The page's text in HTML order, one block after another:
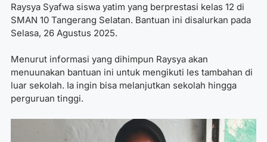
Raysya Syafwa siswa yatim yang berprestasi kelas 12 di
SMAN 10 Tangerang Selatan. Bantuan ini disalurkan pada
Selasa, 26 Agustus 2025.
Menurut informasi yang dihimpun Raysya akan
menuunakan bantuan ini untuk mengikuti les tambahan di
luar sekolah. Ia ingin bisa melanjutkan sekolah hingga
perguruan tinggi.